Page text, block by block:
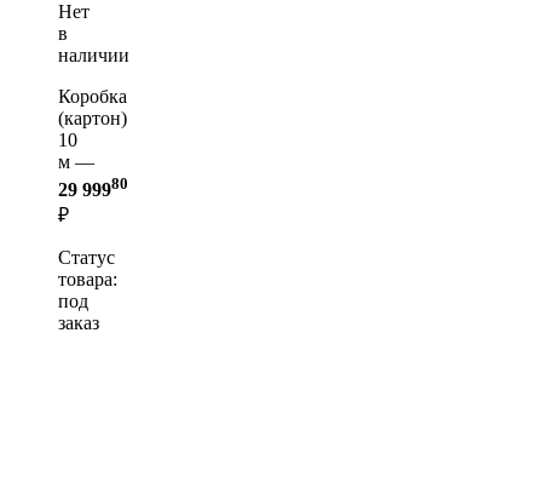
Нет
в
наличии
Коробка
(картон)
10
м —
29 99980
₽
Статус
товара:
под
заказ